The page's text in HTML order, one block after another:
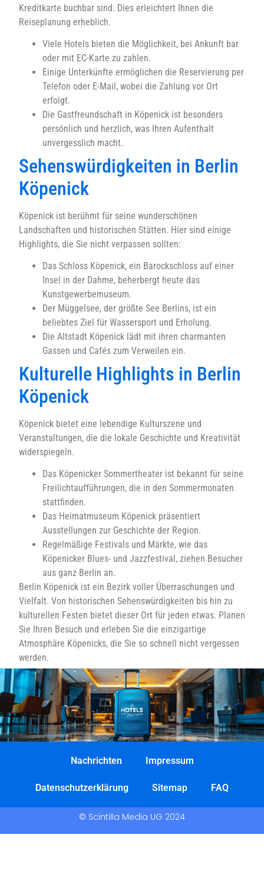
Kreditkarte buchbar sind. Dies erleichtert Ihnen die
Reiseplanung erheblich.
Viele Hotels bieten die Möglichkeit, bei Ankunft bar
oder mit EC-Karte zu zahlen.
Einige Unterkünfte ermöglichen die Reservierung per
Telefon oder E-Mail, wobei die Zahlung vor Ort
erfolgt.
Die Gastfreundschaft in Köpenick ist besonders
persönlich und herzlich, was Ihren Aufenthalt
unvergesslich macht.
Sehenswürdigkeiten in Berlin
Köpenick
Köpenick ist berühmt für seine wunderschönen
Landschaften und historischen Stätten. Hier sind einige
Highlights, die Sie nicht verpassen sollten:
Das Schloss Köpenick, ein Barockschloss auf einer
Insel in der Dahme, beherbergt heute das
Kunstgewerbemuseum.
Der Müggelsee, der größte See Berlins, ist ein
beliebtes Ziel für Wassersport und Erholung.
Die Altstadt Köpenick lädt mit ihren charmanten
Gassen und Cafés zum Verweilen ein.
Kulturelle Highlights in Berlin
Köpenick
Köpenick bietet eine lebendige Kulturszene und
Veranstaltungen, die die lokale Geschichte und Kreativität
widerspiegeln.
Das Köpenicker Sommertheater ist bekannt für seine
Freilichtaufführungen, die in den Sommermonaten
stattfinden.
Das Heimatmuseum Köpenick präsentiert
Ausstellungen zur Geschichte der Region.
Regelmäßige Festivals und Märkte, wie das
Köpenicker Blues- und Jazzfestival, ziehen Besucher
aus ganz Berlin an.
Berlin Köpenick ist ein Bezirk voller Überraschungen und
Vielfalt. Von historischen Sehenswürdigkeiten bis hin zu
kulturellen Festen bietet dieser Ort für jeden etwas. Planen
Sie Ihren Besuch und erleben Sie die einzigartige
Atmosphäre Köpenicks, die Sie so schnell nicht vergessen
werden.
Nachrichten Impressum
Datenschutzerklärung Sitemap FAQ
© Scintilla Media UG 2024